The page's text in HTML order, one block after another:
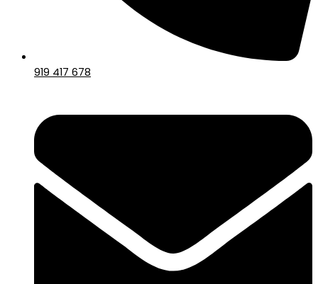
919 417 678